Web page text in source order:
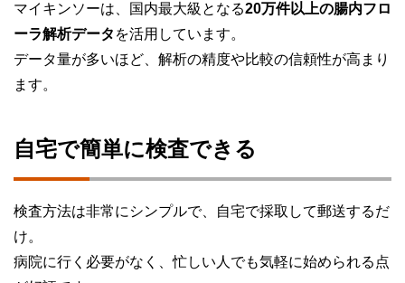
マイキンソーは、国内最大級となる20万件以上の腸内フロ
ーラ解析データ を活用しています。
データ量が多いほど、解析の精度や比較の信頼性が高まり
ます。
自宅で簡単に検査できる
検査方法は非常にシンプルで、自宅で採取して郵送するだ
け。
病院に行く必要がなく、忙しい人でも気軽に始められる点